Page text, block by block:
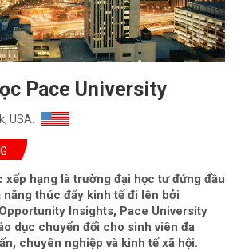
Pace University
USA.
xếp hạng là trường đại học tư đứng đầu
thúc đẩy kinh tế đi lên bởi
Insights, Pace University
dục chuyển đổi cho sinh viên đa
chuyên nghiệp và kinh tế xã hội.